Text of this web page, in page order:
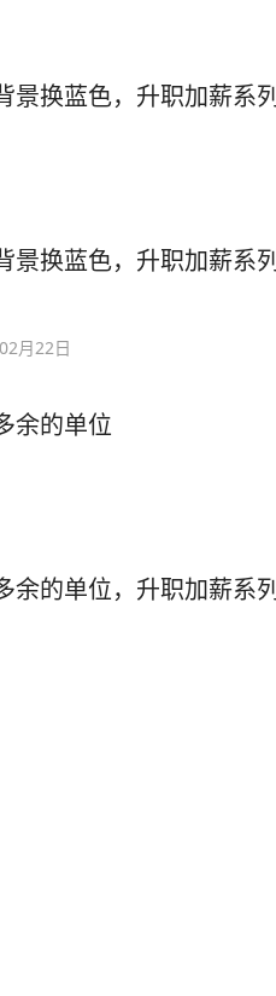
景换蓝色，升职加薪系列
景换蓝色，升职加薪系列
月22日
余的单位
余的单位，升职加薪系列